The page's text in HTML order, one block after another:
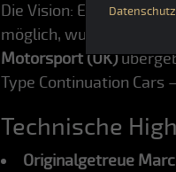
Die Vision: Ein
möglich, wurden
Motorsport (UK)
Type Continuation Cars
Technische
Originalgetreue
Datenschutz